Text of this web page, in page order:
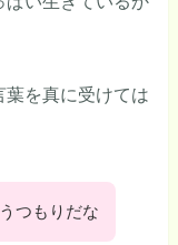
葉を真に受けては
つもりだな